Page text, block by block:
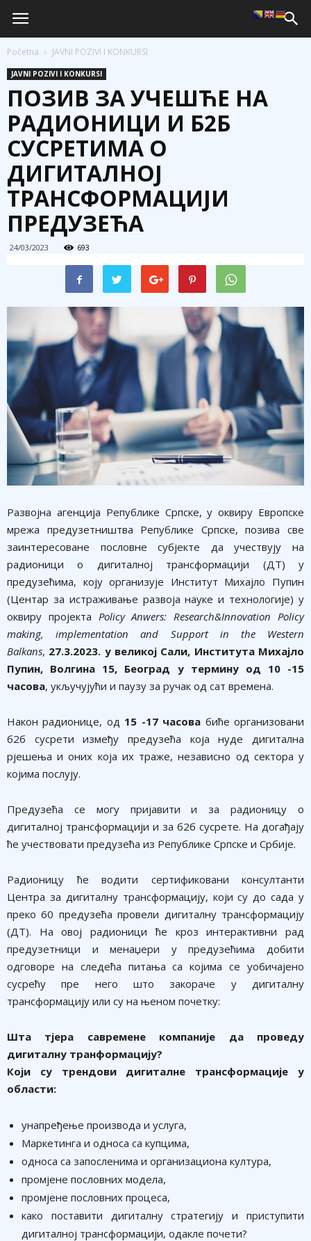
Početna JAVNI POZIVI I KONKURSI
JAVNI POZIVI I KONKURSI
ПОЗИВ ЗА УЧЕШЋЕ НА
РАДИОНИЦИ И Б2Б
СУСРЕТИМА О
ДИГИТАЛНОЈ
ТРАНСФОРМАЦИЈИ
ПРЕДУЗЕЋА
24/03/2023 693
Развојна агенција Републике Српске, у оквиру Европске
мрежа предузетништва Републике Српске, позива све
заинтересоване пословне субјекте да учествују на
радионици о дигиталној трансформацији (ДТ) у
предузећима, коју организује Институт Михајло Пупин
(Центар за истраживање развоја науке и технологије) у
оквиру пројекта Policy Anwers: Research&Innovation Policy
making, implementation and Support in the Western
Balkans, 27.3.2023. у великој Сали, Института Михајло
Пупин, Волгина 15, Београд у термину од 10 -15
часова, укључујући и паузу за ручак од сат времена.
Након радионице, од 15 -17 часова биће организовани
б2б сусрети између предузећа која нуде дигитална
рјешења и оних која их траже, независно од сектора у
којима послују.
Предузећа се могу пријавити и за радионицу о
дигиталној трансформацији и за б2б сусрете. На догађају
ће учествовати предузећа из Републике Српске и Србије.
Радионицу ће водити сертификовани консултанти
Центра за дигиталну трансформацију, који су до сада у
преко 60 предузећа провели дигиталну трансформацију
(ДТ). На овој радионици ће кроз интерактивни рад
предузетници и менаџери у предузећима добити
одговоре на следећа питања са којима се уобичајено
сусрећу пре него што закораче у дигиталну
трансформацију или су на њеном почетку:
Шта тјера савремене компаније да проведу
дигиталну транформацију?
Који су трендови дигиталне трансформације у
области:
унапређење производа и услуга,
Маркетинга и односа са купцима,
односа са запосленима и организациона култура,
промјене пословних модела,
промјене пословних процеса,
како поставити дигиталну стратегију и приступити
дигиталној трансформацији, одакле почети?